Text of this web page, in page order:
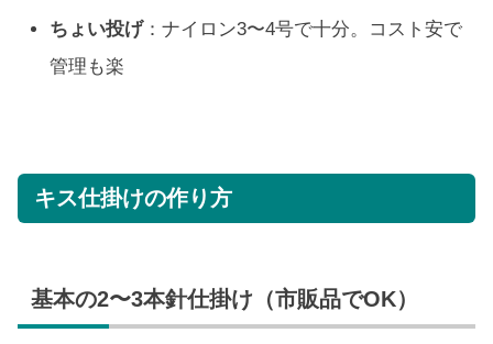
ちょい投げ：ナイロン3〜4号で十分。コスト安で
管理も楽
キス仕掛けの作り方
基本の2〜3本針仕掛け（市販品でOK）